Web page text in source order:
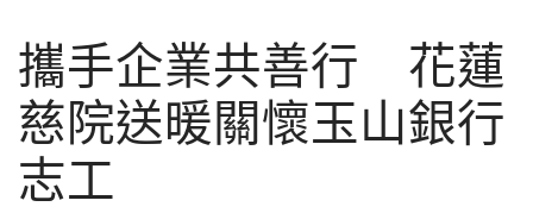
攜手企業共善行 花蓮
慈院送暖關懷玉山銀行
志工